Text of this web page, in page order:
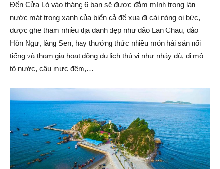
Đến Cửa Lò vào tháng 6 bạn sẽ được đắm mình trong làn
nước mát trong xanh của biển cả để xua đi cái nóng oi bức,
được ghé thăm nhiều địa danh đẹp như đảo Lan Châu, đảo
Hòn Ngư, làng Sen, hay thưởng thức nhiều món hải sản nổi
tiếng và tham gia hoạt động du lịch thú vị như nhảy dù, đi mô
tô nước, câu mực đêm,…